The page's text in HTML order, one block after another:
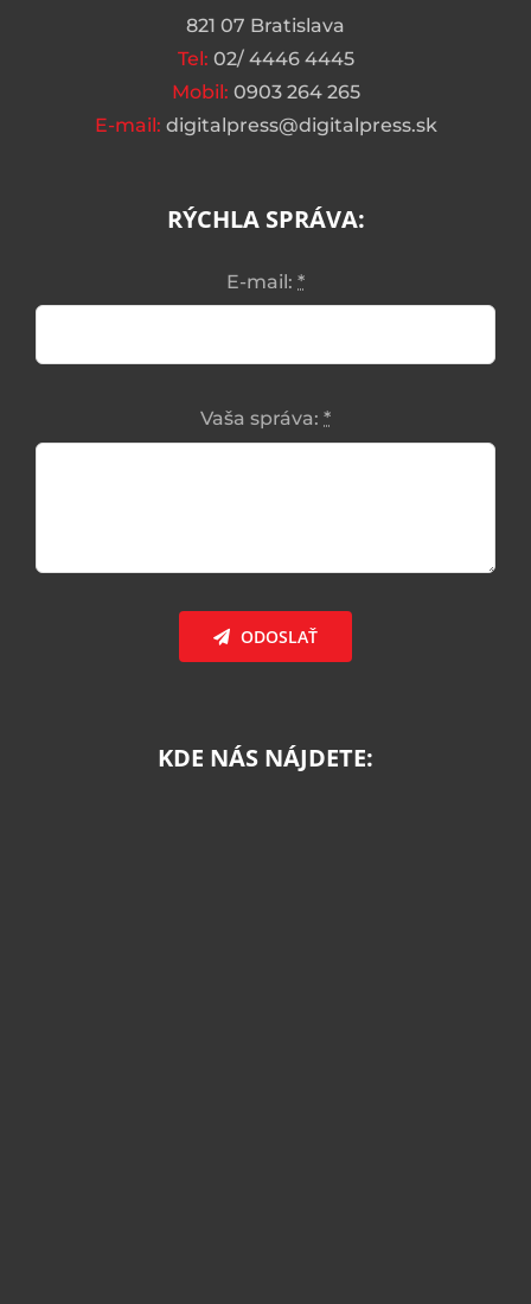
821 07 Bratislava
Tel: 02/ 4446 4445
Mobil: 0903 264 265
E-mail: digitalpress@digitalpress.sk
RÝCHLA SPRÁVA:
E-mail: *
Vaša správa: *
ODOSLAŤ
KDE NÁS NÁJDETE: